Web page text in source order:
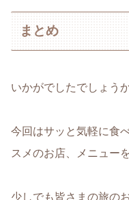
まとめ
いかがでしたでしょうか
今回はサッと気軽に食
スメのお店、メニュー
少しでも皆さまの旅の